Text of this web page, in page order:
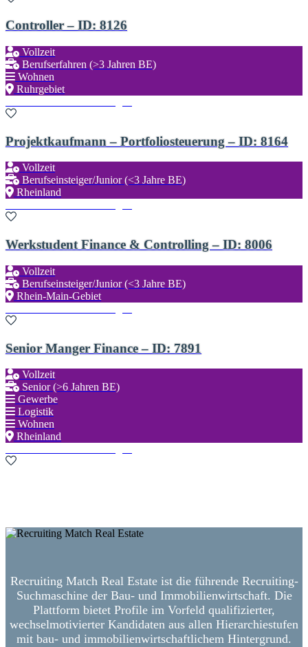
Controller – ID: 8126
Vollzeit
Berufserfahren (>3 Jahren BE)
Wohnen
Ruhrgebiet
Projektkaufmann – Portfoliosteuerung – ID: 8164
Vollzeit
Berufseinsteiger/Junior (<3 Jahre BE)
Rheinland
Werkstudent Finance & Controlling – ID: 8006
Vollzeit
Berufseinsteiger/Junior (<3 Jahre BE)
Rhein-Main-Gebiet
Senior Manger Finance – ID: 7891
Vollzeit
Senior (>6 Jahren BE)
Gewerbe
Logistik
Wohnen
Rheinland
Recruiting Match Real Estate ist die führende Recruiting-
Suchmaschine der Bau- und Immobilienwirtschaft. Die
Plattform bietet Profile im Vorfeld qualifizierter,
wechselmotivierter Kandidaten aus allen Hierarchiestufen
mit bau- und immobilienwirtschaftlichem Hintergrund.